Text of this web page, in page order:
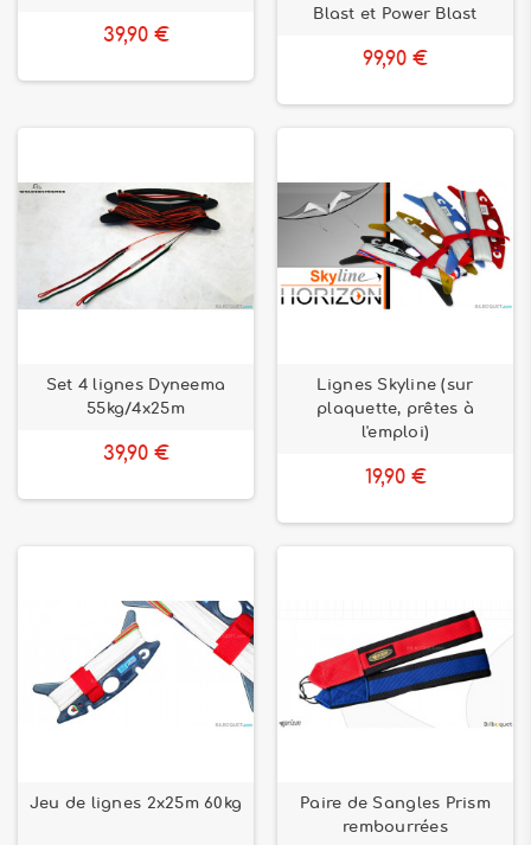
39,90 €
Blast et Power Blast
99,90 €
Set 4 lignes Dyneema
55kg/4x25m
39,90 €
Lignes Skyline (sur
plaquette, prêtes à
l'emploi)
19,90 €
Jeu de lignes 2x25m 60kg
Paire de Sangles Prism
rembourrées